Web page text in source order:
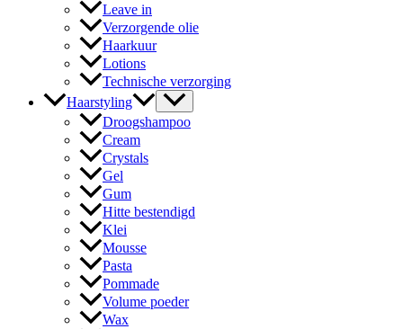
Leave in
Verzorgende olie
Haarkuur
Lotions
Technische verzorging
Haarstyling
Droogshampoo
Cream
Crystals
Gel
Gum
Hitte bestendigd
Klei
Mousse
Pasta
Pommade
Volume poeder
Wax